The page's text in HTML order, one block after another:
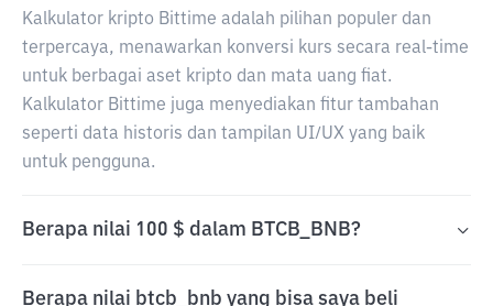
Kalkulator kripto Bittime adalah pilihan populer dan
terpercaya, menawarkan konversi kurs secara real-time
untuk berbagai aset kripto dan mata uang fiat.
Kalkulator Bittime juga menyediakan fitur tambahan
seperti data historis dan tampilan UI/UX yang baik
untuk pengguna.
Berapa nilai 100 $ dalam BTCB_BNB?
Berapa nilai btcb_bnb yang bisa saya beli